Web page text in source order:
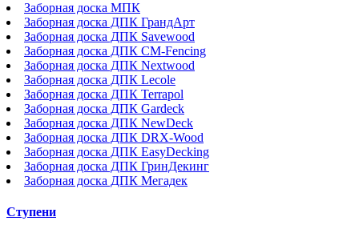
Заборная доска МПК
Заборная доска ДПК ГрандАрт
Заборная доска ДПК Savewood
Заборная доска ДПК CM-Fencing
Заборная доска ДПК Nextwood
Заборная доска ДПК Lecole
Заборная доска ДПК Terrapol
Заборная доска ДПК Gardeck
Заборная доска ДПК NewDeck
Заборная доска ДПК DRX-Wood
Заборная доска ДПК EasyDecking
Заборная доска ДПК ГринДекинг
Заборная доска ДПК Мегадек
Ступени